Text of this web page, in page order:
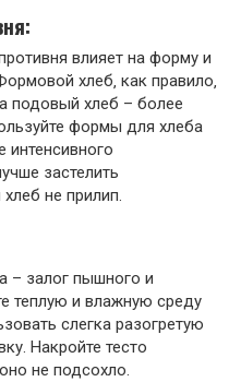
влияет на форму и
хлеб‚ как правило‚
подовый хлеб – более
формы для хлеба
интенсивного
застелить
не прилип.
– залог пышного и
теплую и влажную среду
слегка разогретую
Накройте тесто
не подсохло.